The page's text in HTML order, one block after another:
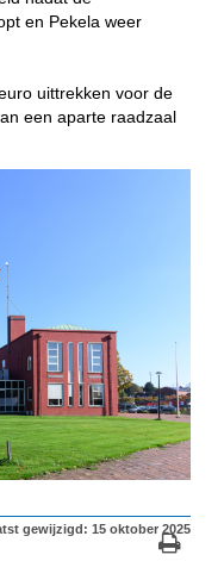
en Pekela weer
uittrekken voor de
een aparte raadzaal
gewijzigd: 15 oktober 2025